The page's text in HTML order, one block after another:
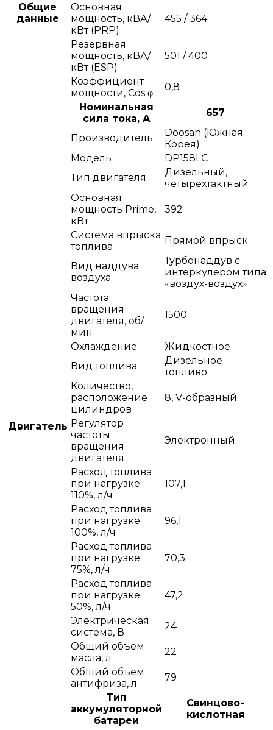
Общие
данные
Основная
мощность, кВА/
кВт (PRP)
455 / 364
Резервная
мощность, кВА/
кВт (ESP)
501 / 400
Коэффициент
мощности, Сos φ
0,8
Номинальная
сила тока, А
657
Двигатель
Производитель
Doosan (Южная
Корея)
Модель
DP158LC
Тип двигателя
Дизельный,
четырехтактный
Основная
мощность Prime,
кВт
392
Система впрыска
топлива
Прямой впрыск
Вид наддува
воздуха
Турбонаддув с
интеркулером типа
«воздух-воздух»
Частота
вращения
двигателя, об/
мин
1500
Охлаждение
Жидкостное
Вид топлива
Дизельное
топливо
Количество,
расположение
цилиндров
8, V-образный
Регулятор
частоты
вращения
двигателя
Электронный
Расход топлива
при нагрузке
110%, л/ч
107,1
Расход топлива
при нагрузке
100%, л/ч
96,1
Расход топлива
при нагрузке
75%, л/ч
70,3
Расход топлива
при нагрузке
50%, л/ч
47,2
Электрическая
система, В
24
Общий объем
масла, л
22
Общий объем
антифриза, л
79
Тип
аккумуляторной
батареи
Cвинцово-
кислотная